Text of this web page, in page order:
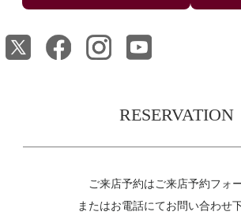
RESERVATION
ご来店予約はご来店予約フォー
またはお電話にてお問い合わせ下